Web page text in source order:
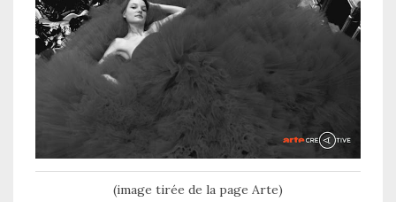
(image tirée de la page Arte)